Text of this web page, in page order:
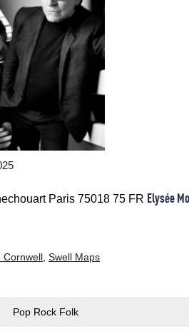
Paris 75018 75 FR Elysée
Cornwell Swell Maps
Pop Rock Folk